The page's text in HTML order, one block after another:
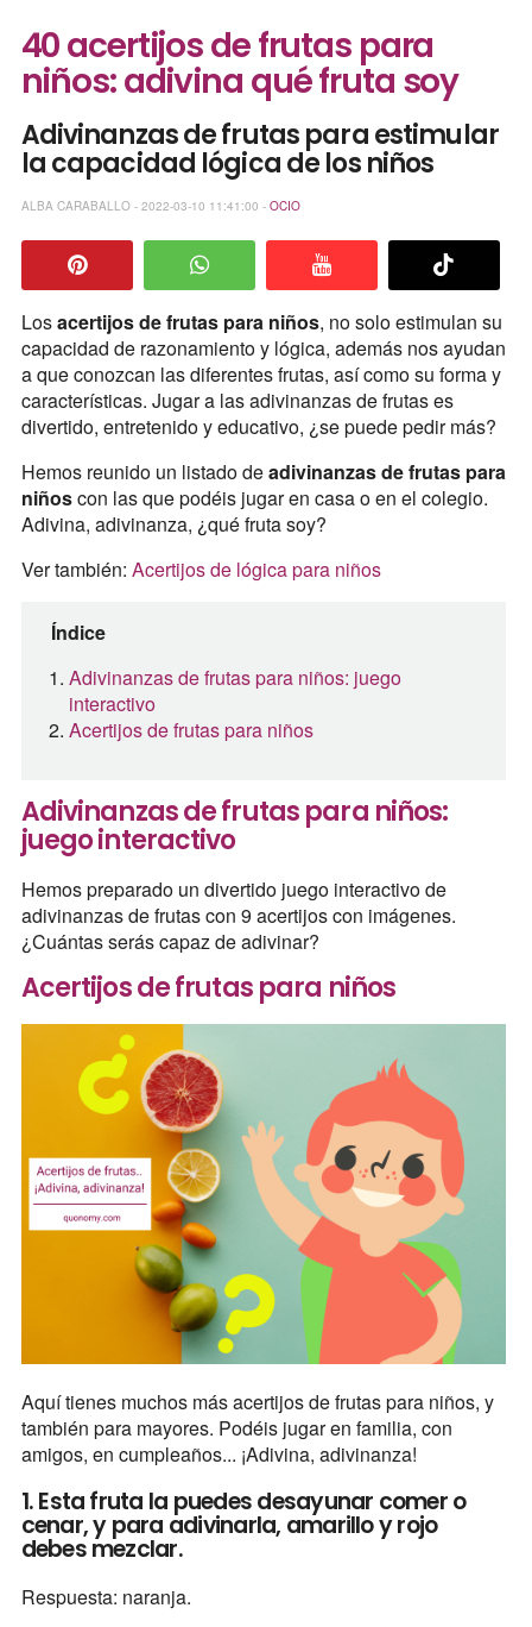
40 acertijos de frutas para
niños: adivina qué fruta soy
Adivinanzas de frutas para estimular
la capacidad lógica de los niños
ALBA CARABALLO - 2022-03-10 11:41:00 - OCIO
Losacertijos de frutas para niños, no solo estimulan su
capacidad de razonamiento y lógica, además nos ayudan
a que conozcan las diferentes frutas, así como su forma y
características. Jugar a las adivinanzas de frutas es
divertido, entretenido y educativo, ¿se puede pedir más?
Hemos reunido un listado deadivinanzas de frutas para
niñoscon las que podéis jugar en casa o en el colegio.
Adivina, adivinanza, ¿qué fruta soy?
Ver también: Acertijos de lógica para niños
Índice
Adivinanzas de frutas para niños: juego
interactivo
Acertijos de frutas para niños
Adivinanzas de frutas para niños:
juego interactivo
Hemos preparado un divertido juego interactivo de
adivinanzas de frutas con 9 acertijos con imágenes.
¿Cuántas serás capaz de adivinar?
Acertijos de frutas para niños
Aquí tienes muchos más acertijos de frutas para niños, y
también para mayores. Podéis jugar en familia, con
amigos, en cumpleaños... ¡Adivina, adivinanza!
1. Esta fruta la puedes desayunar comer o
cenar, y para adivinarla, amarillo y rojo
debes mezclar.
Respuesta: naranja.